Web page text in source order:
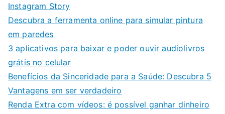
Instagram Story
Descubra a ferramenta online para simular pintura
em paredes
3 aplicativos para baixar e poder ouvir audiolivros
grátis no celular
Benefícios da Sinceridade para a Saúde: Descubra 5
Vantagens em ser verdadeiro
Renda Extra com vídeos: é possível ganhar dinheiro